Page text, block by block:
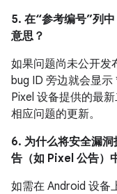
5. 在“参考编号”列
意思？
如果问题尚未公开发
bug ID 旁边就会显示 *
Pixel 设备提供的最
相应问题的更新。
6. 为什么将安全漏
告（如 Pixel 公告）
如需在 Android 设备